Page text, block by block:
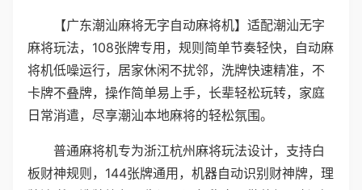
【广东潮汕麻将无字自动麻将机】适配潮汕无字
麻将玩法，108张牌专用，规则简单节奏轻快，自动麻
将机低噪运行，居家休闲不扰邻，洗牌快速精准，不
卡牌不叠牌，操作简单易上手，长辈轻松玩转，家庭
日常消遣，尽享潮汕本地麻将的轻松氛围。
普通麻将机专为浙江杭州麻将玩法设计，支持白
板财神规则，144张牌通用，机器自动识别财神牌，理